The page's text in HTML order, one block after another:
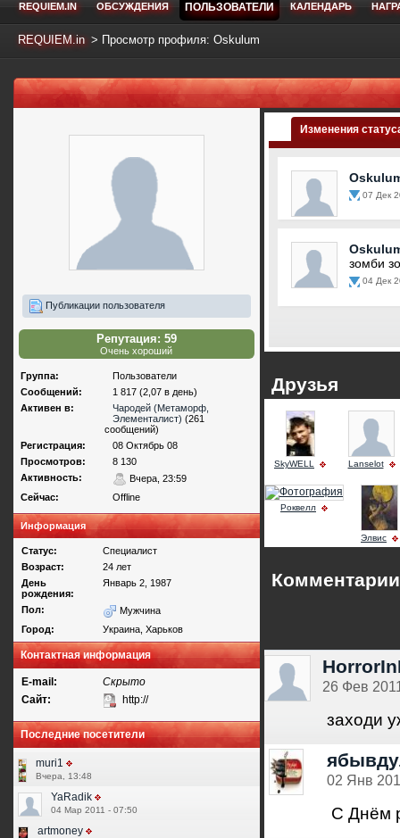
REQUIEM.IN ОБСУЖДЕНИЯ ПОЛЬЗОВАТЕЛИ КАЛЕНДАРЬ
REQUIEM.in > Просмотр профиля: Oskulum
Публикации пользователя
Репутация: 59
Очень хороший
Группа:
Пользователи
Сообщений:
1 817 (2,07 в день)
Активен в:
Чародей (Метаморф,
Элементалист) (261
сообщений)
Регистрация:
08 Октябрь 08
Просмотров:
8 130
Активность:
Вчера, 23:59
Сейчас:
Offline
Информация
Статус:
Специалист
Возраст:
24 лет
День
рождения:
Январь 2, 1987
Пол:
Мужчина
Город:
Украина, Харьков
Контактная информация
E-mail:
Скрыто
Сайт:
http://
Последние посетители
muri1
Вчера, 13:48
YaRadik
04 Мар 2011 - 07:50
artmoney
Изменения
07 Дек
зомби
04 Дек
Друзья
SkyWELL Lanselot
Роквелл
Элвис
Комментарии
26 Фев
заходи
02 Янв
С Днём